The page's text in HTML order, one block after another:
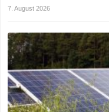
7. August 2026